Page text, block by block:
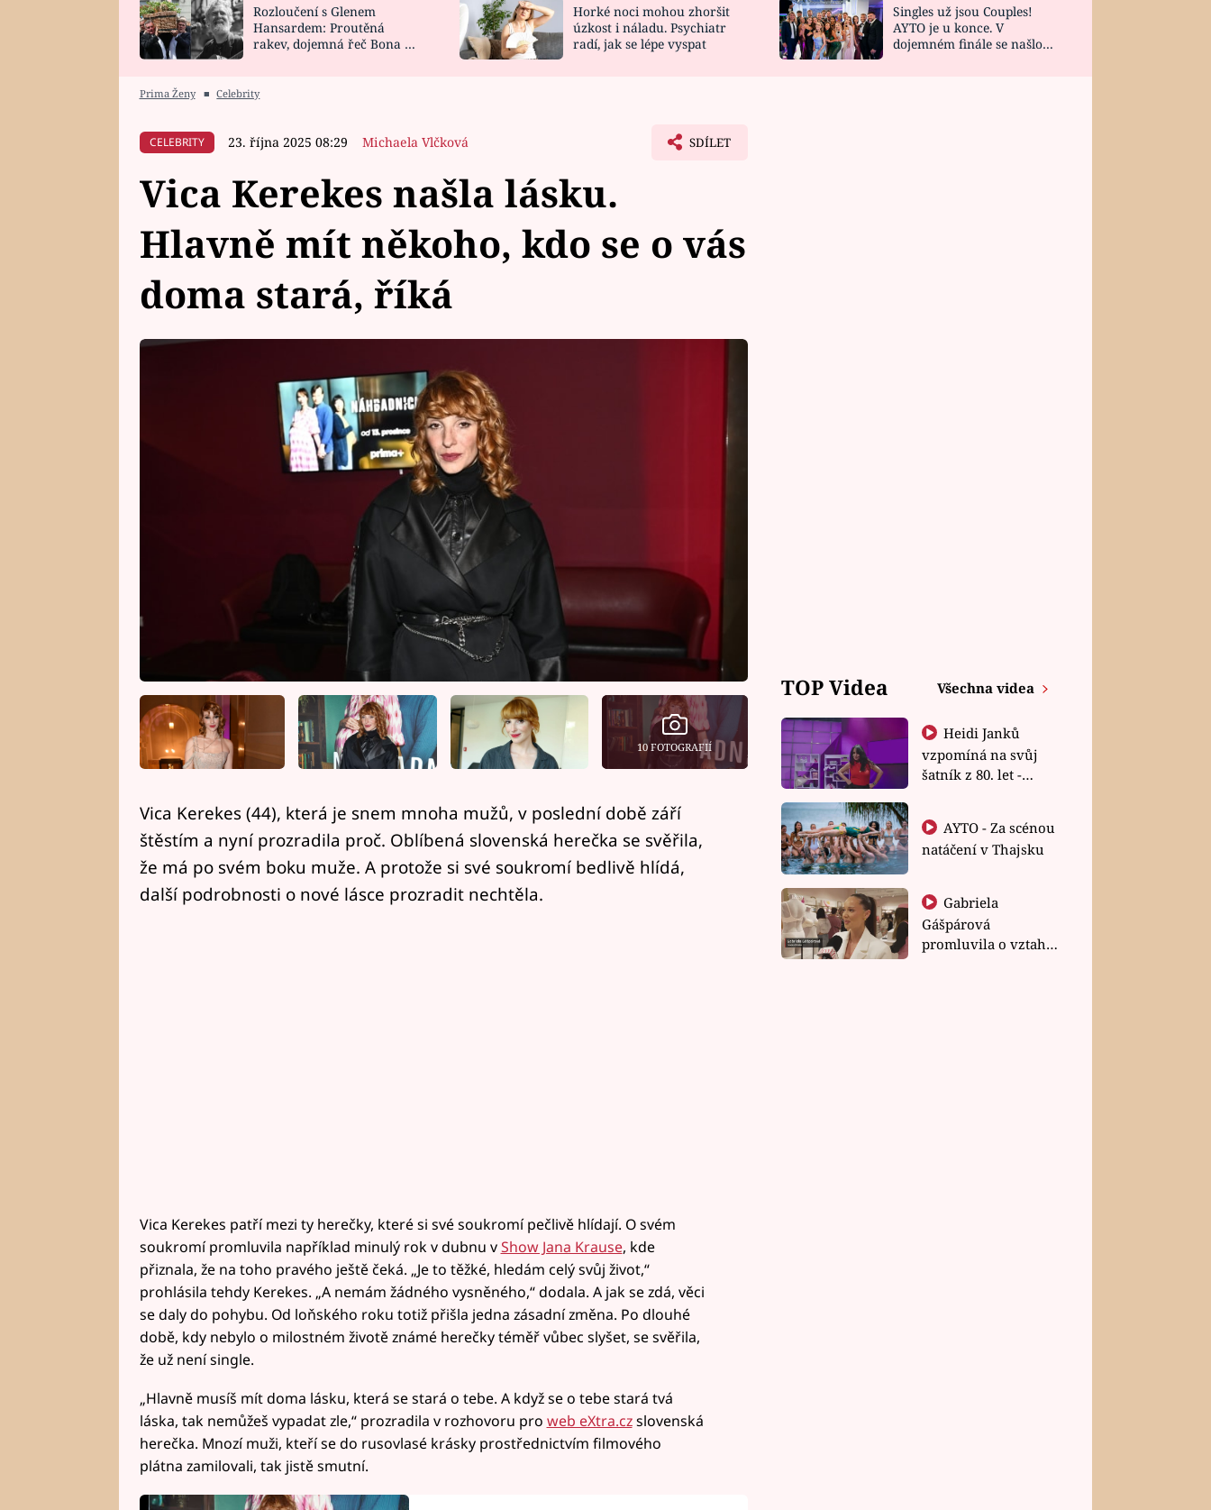
HOROSKOP NA
CELEBRITY
VAŘENÍ
NOVINKY
VIDEORECEPTY
ZAHRADA
DESIGN
Rozloučení s Glenem
Hansardem: Proutěná
rakev, dojemná řeč Bona a
Horké noci mohou zhoršit
úzkost i náladu. Psychiatr
radí, jak se lépe vyspat
Singles už jsou Couples!
AYTO je u konce. V
dojemném finále se našlo
Prima Ženy ■ Celebrity
CELEBRITY 23. října 2025 08:29 Michaela Vlčková SDÍLET
Vica Kerekes našla lásku.
Hlavně mít někoho, kdo se o vás
doma stará, říká
10 FOTOGRAFIÍ
Vica Kerekes (44), která je snem mnoha mužů, v poslední době září
štěstím a nyní prozradila proč. Oblíbená slovenská herečka se svěřila,
že má po svém boku muže. A protože si své soukromí bedlivě hlídá,
další podrobnosti o nové lásce prozradit nechtěla.
Vica Kerekes patří mezi ty herečky, které si své soukromí pečlivě hlídají. O svém
soukromí promluvila například minulý rok v dubnu vShow Jana Krause, kde
přiznala, že na toho pravého ještě čeká. „Je to těžké, hledám celý svůj život,“
prohlásila tehdy Kerekes. „A nemám žádného vysněného,“ dodala. A jak se zdá, věci
se daly do pohybu. Od loňského roku totiž přišla jedna zásadní změna. Po dlouhé
době, kdy nebylo o milostném životě známé herečky téměř vůbec slyšet, se svěřila,
že už není single.
„Hlavně musíš mít doma lásku, která se stará o tebe. A když se o tebe stará tvá
láska, tak nemůžeš vypadat zle,“ prozradila v rozhovoru pro web eXtra.czslovenská
herečka. Mnozí muži, kteří se do rusovlasé krásky prostřednictvím filmového
plátna zamilovali, tak jistě smutní.
TOP Videa Všechna videa
Heidi Janků
vzpomíná na svůj
šatník z 80. let -
natáčení v Thajsku
Gabriela
Gášpárová
promluvila o vztahu